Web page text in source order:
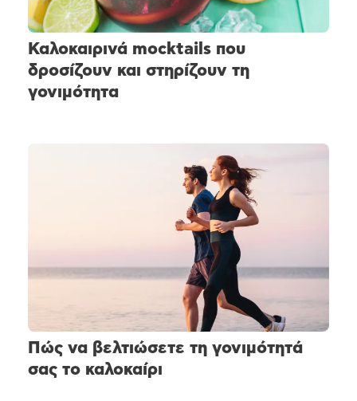
Καλοκαιρινά mocktails που
δροσίζουν και στηρίζουν τη
γονιμότητα
Πώς να βελτιώσετε τη γονιμότητά
σας το καλοκαίρι